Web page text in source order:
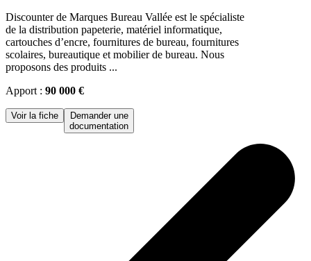
Discounter de Marques Bureau Vallée est le spécialiste
de la distribution papeterie, matériel informatique,
cartouches d’encre, fournitures de bureau, fournitures
scolaires, bureautique et mobilier de bureau. Nous
proposons des produits ...
Apport : 90 000 €
Voir la fiche
Demander une
documentation